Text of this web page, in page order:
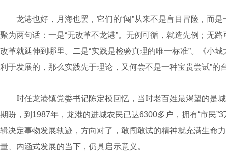
龙港也好，月海也罢，它们的“闯”从来不是盲目冒险，而是
聚为两句话：一是“无改革不龙港”。无例可循，就造先例；无
改革就延伸到哪里。二是“实践是检验真理的唯一标准”。《小
利于发展的，那么实践先于理论，又何尝不是一种宝贵尝试”的
时任龙港镇党委书记陈定模回忆，当时老百姓最渴望的是
期盼，到1987年，龙港的进城农民已达6300多户，拥有“市民
辑决定事物发展轨迹，方向对了，敢闯敢试的精神就充满生命
量、内涵式发展的当下，仍具启示意义。